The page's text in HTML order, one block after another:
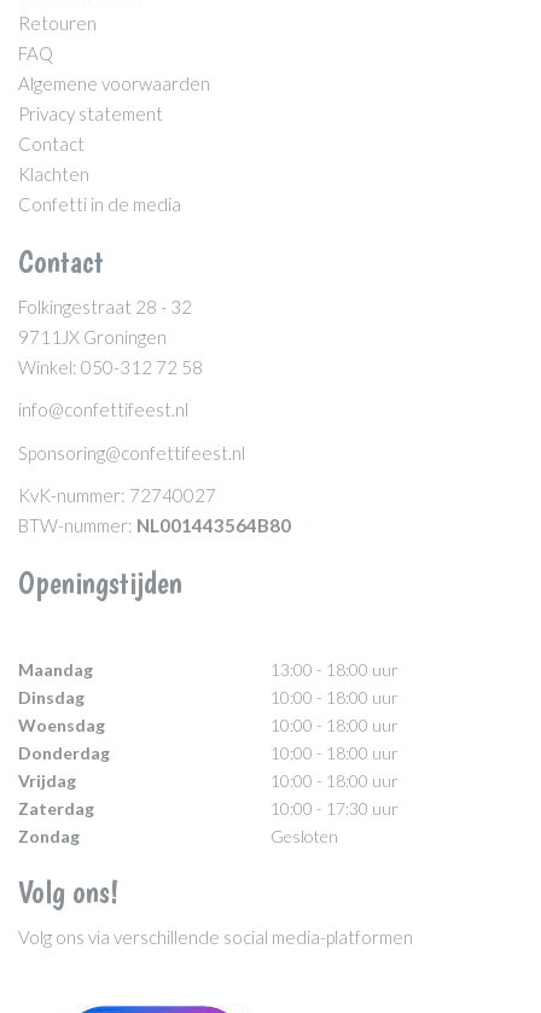
Retouren
FAQ
Algemene voorwaarden
Privacy statement
Contact
Klachten
Confetti in de media
Contact
Folkingestraat 28 - 32
9711JX Groningen
Winkel: 050-312 72 58
info@confettifeest.nl
Sponsoring@confettifeest.nl
KvK-nummer: 72740027
BTW-nummer: NL001443564B80
Openingstijden
Maandag
13:00 - 18:00 uur
Dinsdag
10:00 - 18:00 uur
Woensdag
10:00 - 18:00 uur
Donderdag
10:00 - 18:00 uur
Vrijdag
10:00 - 18:00 uur
Zaterdag
10:00 - 17:30 uur
Zondag
Gesloten
Volg ons!
Volg ons via verschillende social media-platformen